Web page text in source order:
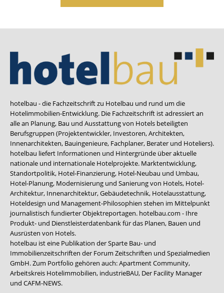
hotelbau - die Fachzeitschrift zu Hotelbau und rund um die
Hotelimmobilien-Entwicklung. Die Fachzeitschrift ist adressiert an
alle an Planung, Bau und Ausstattung von Hotels beteiligten
Berufsgruppen (Projektentwickler, Investoren, Architekten,
Innenarchitekten, Bauingenieure, Fachplaner, Berater und Hoteliers).
hotelbau liefert Informationen und Hintergründe über aktuelle
nationale und internationale Hotelprojekte. Marktentwicklung,
Standortpolitik, Hotel-Finanzierung, Hotel-Neubau und Umbau,
Hotel-Planung, Modernisierung und Sanierung von Hotels, Hotel-
Architektur, Innenarchitektur, Gebäudetechnik, Hotelausstattung,
Hoteldesign und Management-Philosophien stehen im Mittelpunkt
journalistisch fundierter Objektreportagen. hotelbau.com - Ihre
Produkt- und Dienstleisterdatenbank für das Planen, Bauen und
Ausrüsten von Hotels.
hotelbau ist eine Publikation der Sparte Bau- und
Immobilienzeitschriften der Forum Zeitschriften und Spezialmedien
GmbH. Zum Portfolio gehören auch:Apartment Community,
Arbeitskreis Hotelimmobilien, industrieBAU, Der Facility Manager
und CAFM-NEWS.